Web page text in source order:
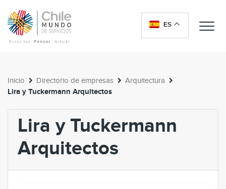
ES
Inicio Directorio de empresas Arquitectura
Lira y Tuckermann Arquitectos
Lira y Tuckermann
Arquitectos